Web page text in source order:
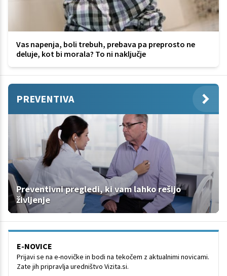
Vas napenja, boli trebuh, prebava pa preprosto ne
deluje, kot bi morala? To ni naključje
PREVENTIVA
Preventivni pregledi, ki vam lahko rešijo
življenje
E-NOVICE
Prijavi se na e-novičke in bodi na tekočem z aktualnimi novicami.
Zate jih pripravlja uredništvo Vizita.si.